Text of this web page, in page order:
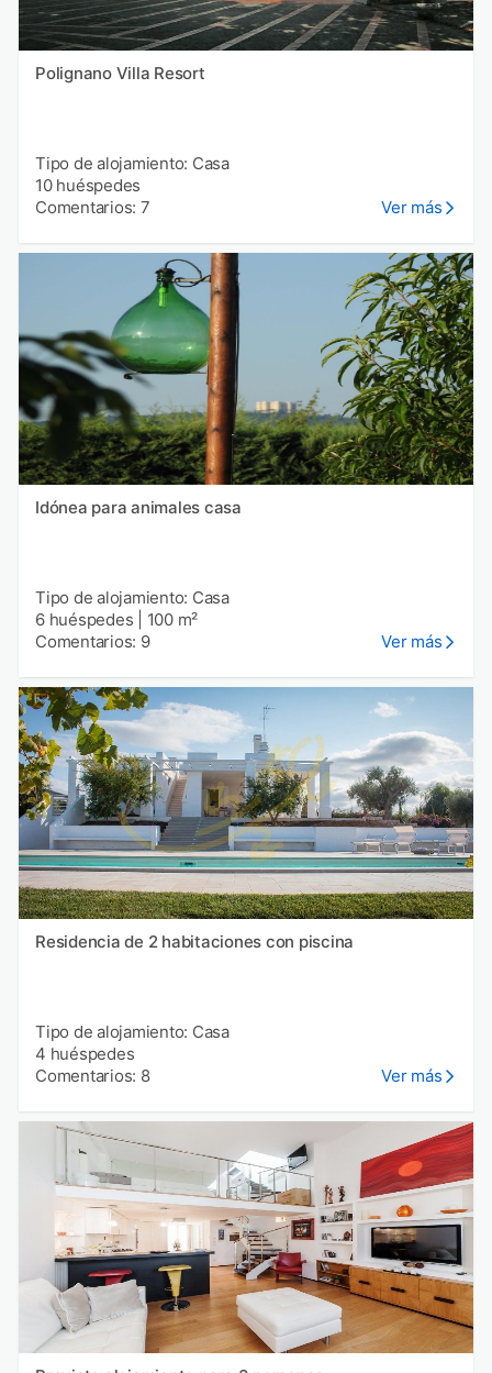
Polignano Villa Resort
Tipo de alojamiento: Casa
10 huéspedes
Comentarios: 7
Ver más
Idónea para animales casa
Tipo de alojamiento: Casa
6 huéspedes
100 m²
Comentarios: 9
Ver más
Residencia de 2 habitaciones con piscina
Tipo de alojamiento: Casa
4 huéspedes
Comentarios: 8
Ver más